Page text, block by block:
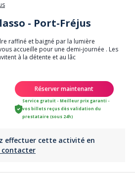
- Port-Fréjus
raffiné et baigné par la lumière
accueille pour une demi-journée . Les
à la détente et au lâc
Réserver maintenant
Service gratuit - Meilleur prix garanti -
vos billets reçus dès validation du
prestataire (sous 24h)
effectuer cette activité en
contacter